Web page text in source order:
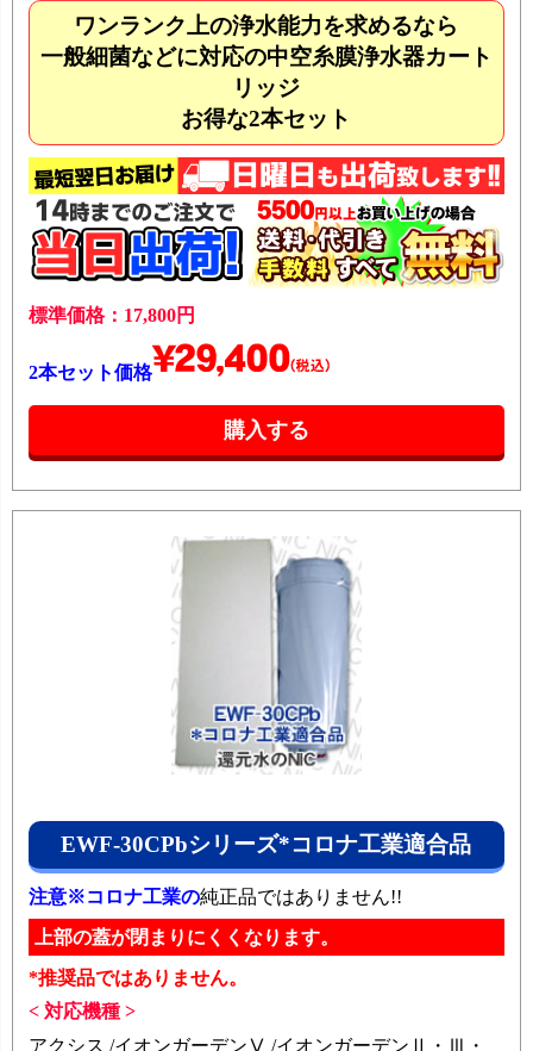
ワンランク上の浄水能力を求めるなら
一般細菌などに対応の中空糸膜浄水器カート
リッジ
お得な2本セット
標準価格：17,800円
2本セット価格
EWF-30CPbシリーズ*コロナ工業適合品
注意※コロナ工業の純正品ではありません!!
上部の蓋が閉まりにくくなります。
*推奨品ではありません。
< 対応機種 >
アクシス /イオンガーデンⅤ /イオンガーデンⅡ・Ⅲ・